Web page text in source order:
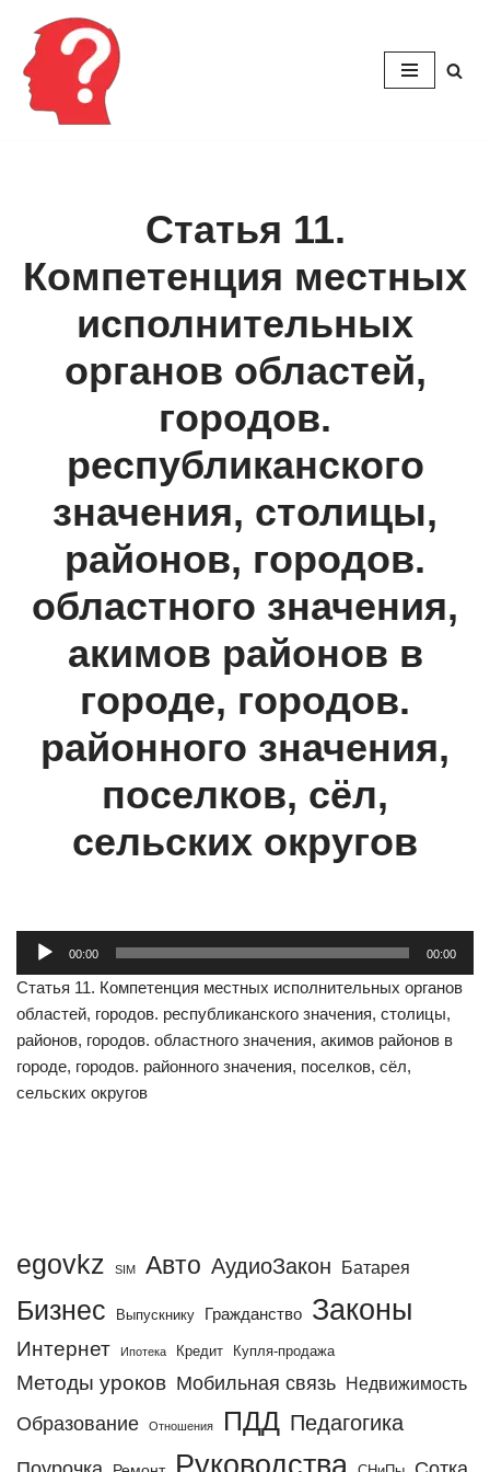
Перейти
содержимому
Статья 11.
Компетенция местных
исполнительных
органов областей,
городов.
республиканского
значения, столицы,
районов, городов.
областного значения,
акимов районов в
городе, городов.
районного значения,
поселков, сёл,
сельских округов
д
и
о
п
л
00:00 00:00
Статья 11. Компетенция местных исполнительных органов
областей, городов. республиканского значения, столицы,
районов, городов. областного значения, акимов районов в
городе, городов. районного значения, поселков, сёл,
сельских округов
egovkz SIM Авто АудиоЗакон Батарея
Бизнес Выпускнику Гражданство Законы
Интернет Ипотека Кредит Купля-продажа
Методы уроков Мобильная связь Недвижимость
Образование Отношения ПДД Педагогика
Руководства